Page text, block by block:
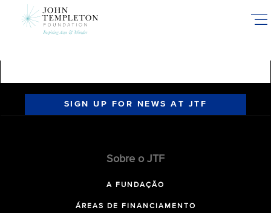
SIGN UP FOR NEWS AT JTF
Sobre o JTF
A FUNDAÇÃO
ÁREAS DE FINANCIAMENTO